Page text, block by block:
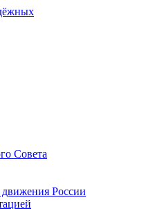
Совета
России